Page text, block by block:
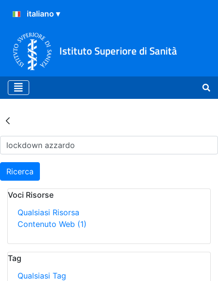
Istituto Superiore di Sanità
Risultati della Ricerca -
Ricerca
Voci Risorse
Qualsiasi Risorsa
Contenuto Web (1)
Tag
Qualsiasi Tag